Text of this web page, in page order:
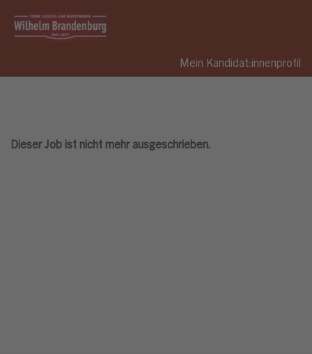
Mein Kandidat:innenprofil
Dieser Job ist nicht mehr ausgeschrieben.